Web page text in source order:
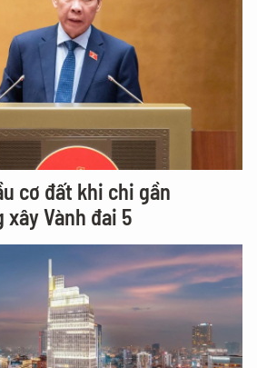
cơ đất khi chi gần
Vành đai 5